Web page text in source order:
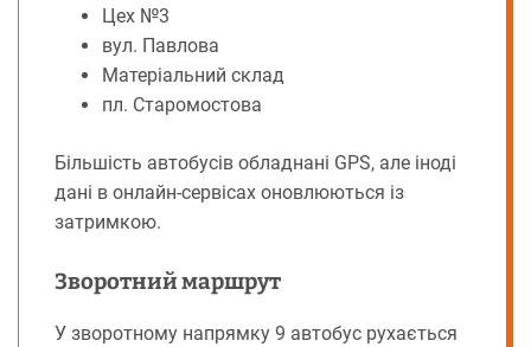
Цех №3
вул. Павлова
Матеріальний склад
пл. Старомостова
Більшість автобусів обладнані GPS, але іноді
дані в онлайн-сервісах оновлюються із
затримкою.
Зворотний маршрут
У зворотному напрямку 9 автобус рухається